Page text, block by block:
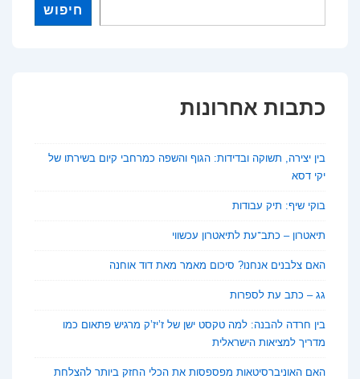
חיפוש
כתבות אחרונות
בין יצירה, תשוקה ובדידות: הגוף והשפה כמרחבי קיום בשירתו של
יקי דסא
בוקי שיף: תיק עבודות
תיאטרון – כתב־עת לתיאטרון עכשווי
האם צלבנים אנחנו? סיכום מאמר מאת דוד אוחנה
גג – כתב עת לספרות
בין חרדה להבנה: למה טקסט ישן של ז’יז’ק מרגיש פתאום כמו
מדריך למציאות הישראלית
האם האוניברסיטאות מפספסות את הכלי החזק ביותר להצלחת